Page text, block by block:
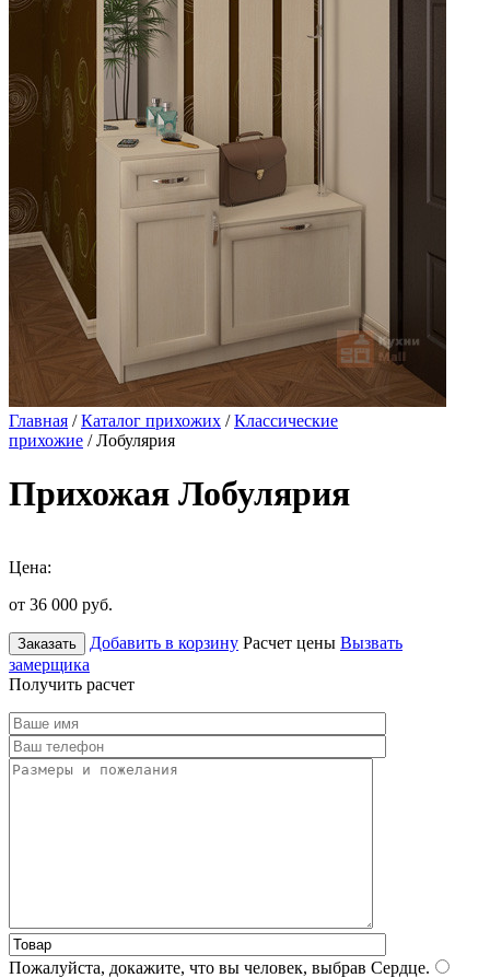
Главная /Каталог прихожих /Классические
прихожие / Лобулярия
Прихожая Лобулярия
Цена:
от 36 000 руб.
Заказать Добавить в корзину Расчет цены Вызвать
замерщика
Получить расчет
Пожалуйста, докажите, что вы человек, выбрав Сердце.